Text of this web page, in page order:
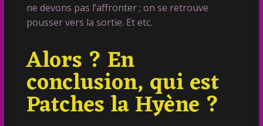
ne devons pas l’affronter ; on se retrouve
pousser vers la sortie. Et etc.
Alors ? En
conclusion, qui est
Patches la Hyène ?